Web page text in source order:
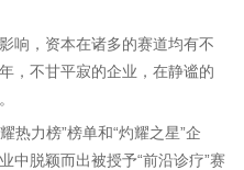
响，资本在诸多的赛道均有不
，不甘平寂的企业，在静谧的
热力榜”榜单和“灼耀之星”企
中脱颖而出被授予“前沿诊疗”赛